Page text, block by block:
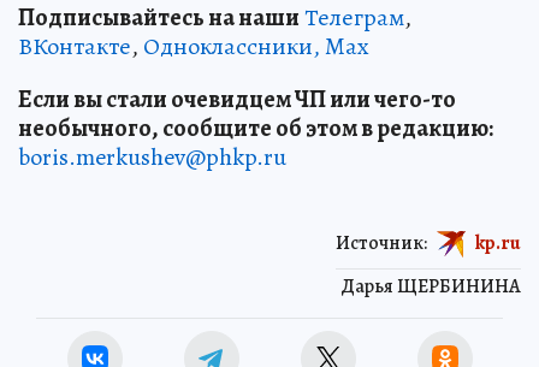
Подписывайтесь на нашиТелеграм,
ВКонтакте, Одноклассники,Max
Если вы стали очевидцем ЧП или чего-то
необычного, сообщите об этом в редакцию:
boris.merkushev@phkp.ru
Дарья ЩЕРБИНИНА
Источник: kp.ru